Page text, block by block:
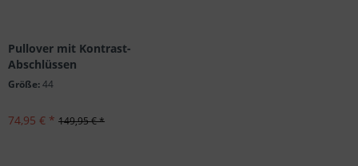
Pullover mit Kontrast-
Abschlüssen
Größe:44
74,95 € * 149,95 € *